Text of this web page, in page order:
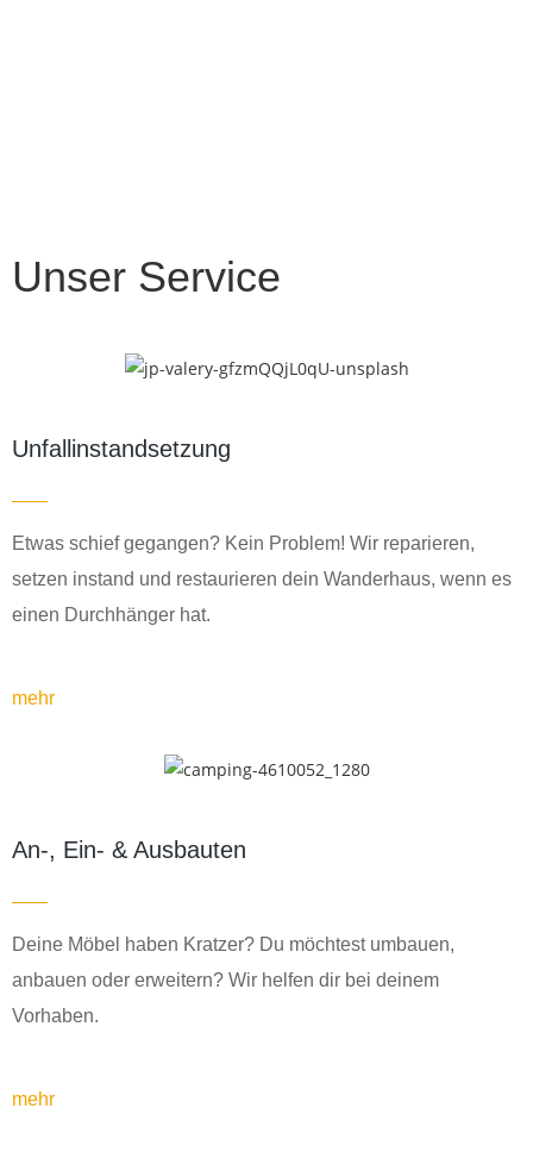
Unser Service
Unfallinstandsetzung
Etwas schief gegangen? Kein Problem! Wir reparieren,
setzen instand und restaurieren dein Wanderhaus, wenn es
einen Durchhänger hat.
mehr
An-, Ein- & Ausbauten
Deine Möbel haben Kratzer? Du möchtest umbauen,
anbauen oder erweitern? Wir helfen dir bei deinem
Vorhaben.
mehr